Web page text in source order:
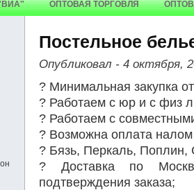
ОПТОВАЯ ТОРГОВЛЯ
Постельное
Опубликовал - 4 октября,
? Минимальная закупка
? Работаем с юр и с физ
? Работаем с
? Возможна оплата
? Бязь, Перкаль, Поплин,
? Доставка по
подтверждения заказа;